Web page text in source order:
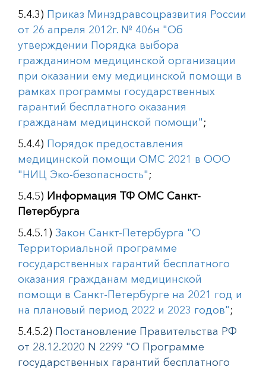
5.4.3) Приказ Минздравсоцразвития России
от 26 апреля 2012г. № 406н "Об
утверждении Порядка выбора
гражданином медицинской организации
при оказании ему медицинской помощи в
рамках программы государственных
гарантий бесплатного оказания
гражданам медицинской помощи";
5.4.4) Порядок предоставления
медицинской помощи ОМС 2021 в ООО
"НИЦ Эко-безопасность";
5.4.5) ​ Информация ТФ ОМС Санкт-
Петербурга
5.4.5.1) Закон Санкт-Петербурга "О
Территориальной программе
государственных гарантий бесплатного
оказания гражданам медицинской
помощи в Санкт-Петербурге на 2021 год и
на плановый период 2022 и 2023 годов";
5.4.5.2) Постановление Правительства РФ
от 28.12.2020 N 2299 "О Программе
государственных гарантий бесплатного